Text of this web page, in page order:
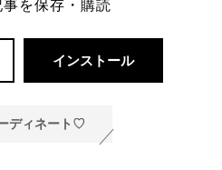
を保存・購読
インストール
ディネート♡